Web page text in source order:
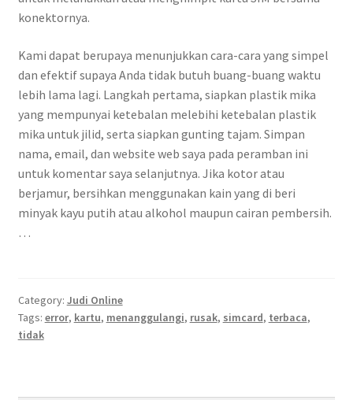
konektornya.
Kami dapat berupaya menunjukkan cara-cara yang simpel
dan efektif supaya Anda tidak butuh buang-buang waktu
lebih lama lagi. Langkah pertama, siapkan plastik mika
yang mempunyai ketebalan melebihi ketebalan plastik
mika untuk jilid, serta siapkan gunting tajam. Simpan
nama, email, dan website web saya pada peramban ini
untuk komentar saya selanjutnya. Jika kotor atau
berjamur, bersihkan menggunakan kain yang di beri
minyak kayu putih atau alkohol maupun cairan pembersih.
…
Category: Judi Online
Tags: error, kartu, menanggulangi, rusak, simcard, terbaca,
tidak